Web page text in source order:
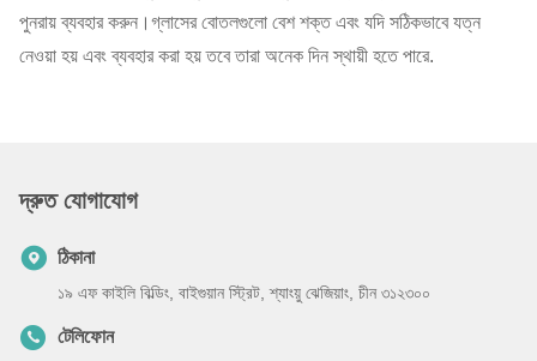
পুনরায় ব্যবহার করুন।গ্লাসের বোতলগুলো বেশ শক্ত এবং যদি সঠিকভাবে যত্ন
নেওয়া হয় এবং ব্যবহার করা হয় তবে তারা অনেক দিন স্থায়ী হতে পারে.
দ্রুত যোগাযোগ
ঠিকানা
১৯ এফ কাইলি বিল্ডিং, বাইগুয়ান স্ট্রিট, শ্যাংয়ু ঝেজিয়াং, চীন ৩১২৩০০
টেলিফোন